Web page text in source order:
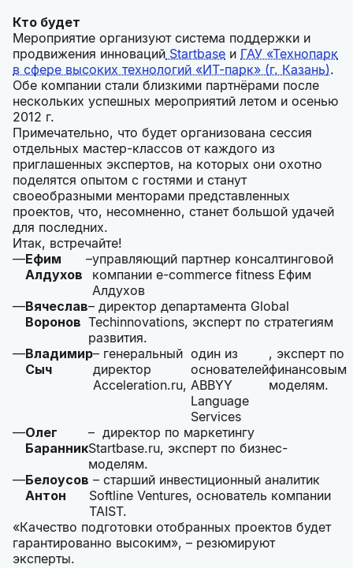
Кто будет
Мероприятие организуют система поддержки и
продвижения инноваций Startbase и ГАУ «Технопарк
в сфере высоких технологий «ИТ-парк» (г. Казань).
Обе компании стали близкими партнёрами после
нескольких успешных мероприятий летом и осенью
2012 г.
Примечательно, что будет организована сессия
отдельных мастер-классов от каждого из
приглашенных экспертов, на которых они охотно
поделятся опытом с гостями и станут
своеобразными менторами представленных
проектов, что, несомненно, станет большой удачей
для последних.
Итак, встречайте!
Ефим
Алдухов
–управляющий партнер консалтинговой
компании e-commerce fitness Ефим
Алдухов
Вячеслав
Воронов
– директор департамента Global
Techinnovations, эксперт по стратегиям
развития.
Владимир
Сыч
– генеральный
директор
Acceleration.ru,
один из
основателей
ABBYY
Language
Services
, эксперт по
финансовым
моделям.
Олег
Баранник
– директор по маркетингу
Startbase.ru, эксперт по бизнес-
моделям.
Белоусов
Антон
– старший инвестиционный аналитик
Softline Ventures, основатель компании
TAIST.
«Качество подготовки отобранных проектов будет
гарантированно высоким», – резюмируют
эксперты.